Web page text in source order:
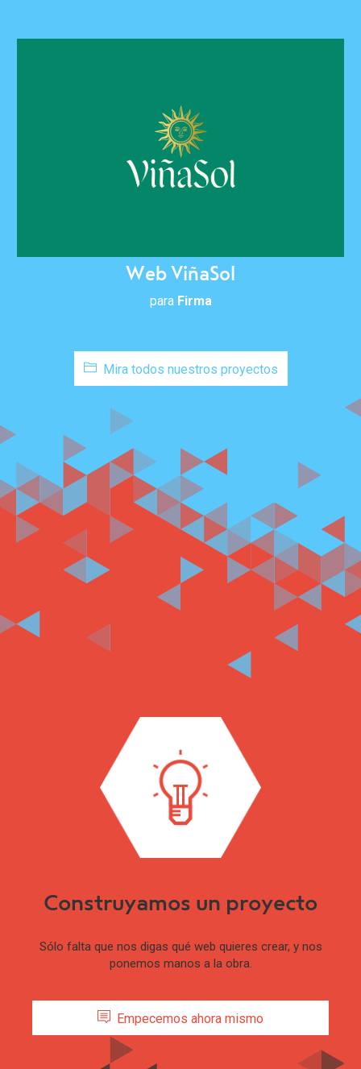
Web ViñaSol
para Firma
Mira todos nuestros proyectos
Construyamos un proyecto
Sólo falta que nos digas qué web quieres crear, y nos
ponemos manos a la obra.
Empecemos ahora mismo